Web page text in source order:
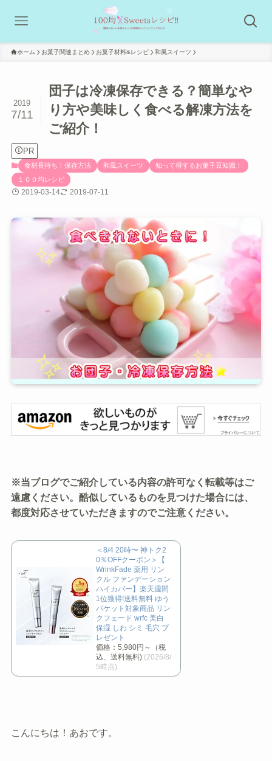
ホーム お菓子関連まとめ お菓子材料&レシピ 和風スイーツ
団子は冷凍保存できる？簡単なや
り方や美味しく食べる解凍方法を
ご紹介！
2019
7/11
PR
食材長持ち！保存方法 和風スイーツ
知って得するお菓子豆知識！
１００均レシピ
2019-03-14 2019-07-11
※当ブログでご紹介している内容の許可なく転載等はご
遠慮ください。酷似しているものを見つけた場合には、
都度対応させていただきますのでご注意ください。
＜8/4 20時〜 神トク2
0％OFFクーポン＞【
WrinkFade 薬用 リン
クル ファンデーション
ハイカバー】楽天週間
1位獲得!送料無料 ゆう
パケット対象商品 リン
クフェード wrfc 美白
保湿 しわ シミ 毛穴 プ
レゼント
価格：5,980円～（税
込、送料無料) (2026/8/
5時点)
こんにちは！あおです。